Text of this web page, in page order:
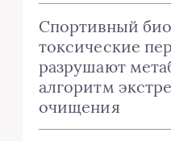
Спортивный
токсические
разрушают
алгоритм
очищения